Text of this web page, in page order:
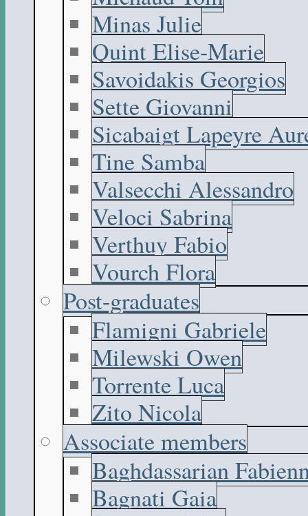
Minas Julie
Quint Elise-Marie
Savoidakis Georgios
Sette Giovanni
Sicabaigt Lapeyre
Tine Samba
Valsecchi Alessandro
Veloci Sabrina
Verthuy Fabio
Vourch Flora
Post-graduates
Flamigni Gabriele
Milewski Owen
Torrente Luca
Zito Nicola
Associate members
Baghdassarian
Bagnati Gaia